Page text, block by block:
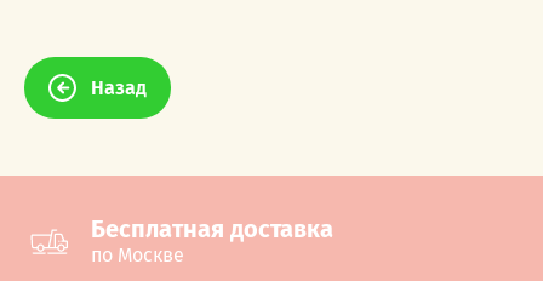
Назад
Бесплатная доставка
по Москве